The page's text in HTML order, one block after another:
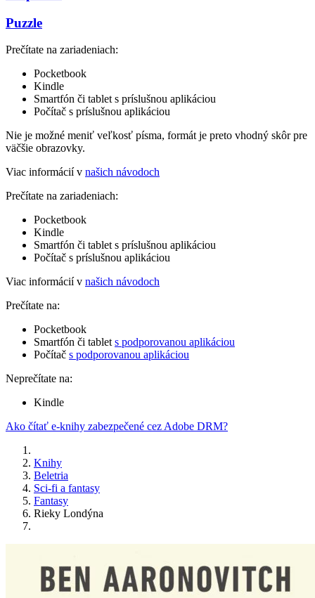
Puzzle
Prečítate na zariadeniach:
Pocketbook
Kindle
Smartfón či tablet s príslušnou aplikáciou
Počítač s príslušnou aplikáciou
Nie je možné meniť veľkosť písma, formát je preto vhodný skôr pre
väčšie obrazovky.
Viac informácií v našich návodoch
Prečítate na zariadeniach:
Pocketbook
Kindle
Smartfón či tablet s príslušnou aplikáciou
Počítač s príslušnou aplikáciou
Viac informácií v našich návodoch
Prečítate na:
Pocketbook
Smartfón či tablet s podporovanou aplikáciou
Počítač s podporovanou aplikáciou
Neprečítate na:
Kindle
Ako čítať e-knihy zabezpečené cez Adobe DRM?
Knihy
Beletria
Sci-fi a fantasy
Fantasy
Rieky Londýna